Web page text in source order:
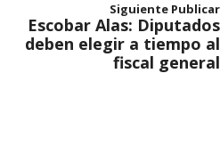
Siguiente Publicar
Escobar Alas: Diputados
deben elegir a tiempo al
fiscal general